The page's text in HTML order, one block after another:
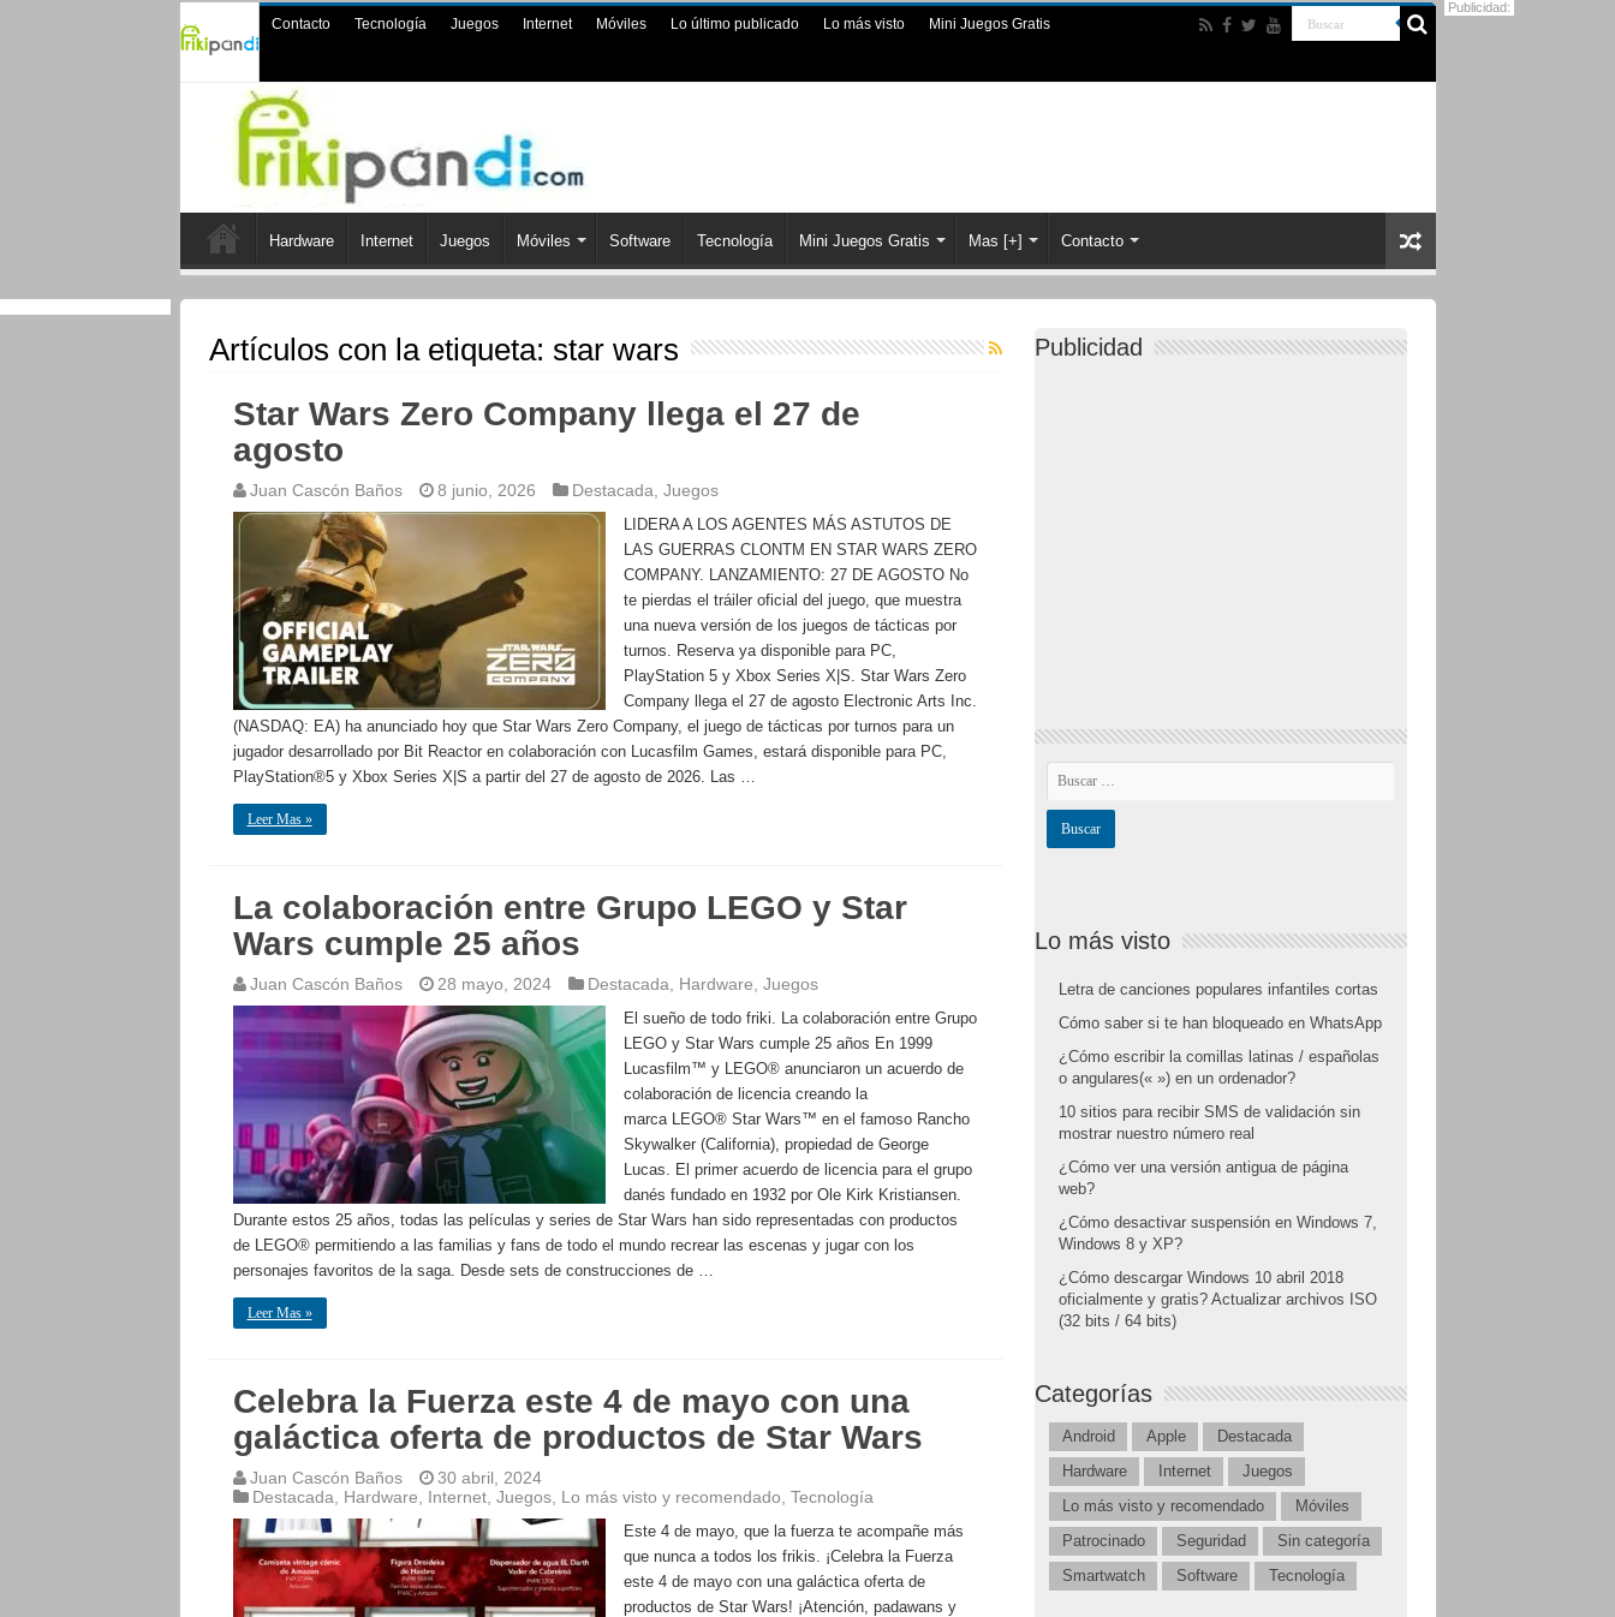
Contacto Tecnología Juegos Internet Móviles Lo último publicado Lo más visto Mini Juegos Gratis
Hardware Internet Juegos Móviles Software Tecnología Mini Juegos Gratis Mas [+] Contacto
Artículos con la etiqueta: star wars
Star Wars Zero Company llega el 27 de
agosto
Juan Cascón Baños 8 junio, 2026 Destacada Juegos
LIDERA A LOS AGENTES MÁS ASTUTOS DE
LAS GUERRAS CLONTM EN STAR WARS ZERO
COMPANY. LANZAMIENTO: 27 DE AGOSTO No
te pierdas el tráiler oficial del juego, que muestra
una nueva versión de los juegos de tácticas por
turnos. Reserva ya disponible para PC,
PlayStation 5 y Xbox Series X|S. Star Wars Zero
Company llega el 27 de agosto Electronic Arts Inc.
(NASDAQ: EA) ha anunciado hoy que Star Wars Zero Company, el juego de tácticas por turnos para un
jugador desarrollado por Bit Reactor en colaboración con Lucasfilm Games, estará disponible para PC,
PlayStation®5 y Xbox Series X|S a partir del 27 de agosto de 2026. Las …
Leer Mas »
La colaboración entre Grupo LEGO y Star
Wars cumple 25 años
Juan Cascón Baños 28 mayo, 2024 Destacada Hardware Juegos
El sueño de todo friki. La colaboración entre Grupo
LEGO y Star Wars cumple 25 años En 1999
Lucasfilm™ y LEGO® anunciaron un acuerdo de
colaboración de licencia creando la
marca LEGO® Star Wars™ en el famoso Rancho
Skywalker (California), propiedad de George
Lucas. El primer acuerdo de licencia para el grupo
danés fundado en 1932 por Ole Kirk Kristiansen.
Durante estos 25 años, todas las películas y series de Star Wars han sido representadas con productos
de LEGO® permitiendo a las familias y fans de todo el mundo recrear las escenas y jugar con los
personajes favoritos de la saga. Desde sets de construcciones de …
Leer Mas »
Celebra la Fuerza este 4 de mayo con una
galáctica oferta de productos de Star Wars
Juan Cascón Baños
30 abril, 2024
Destacada
Hardware Internet, Juegos, Lo más visto y recomendado Tecnología
Este 4 de mayo, que la fuerza te acompañe más
que nunca a todos los frikis. ¡Celebra la Fuerza
este 4 de mayo con una galáctica oferta de
productos de Star Wars! ¡Atención, padawans y
Publicidad
Lo más visto
Letra de canciones populares infantiles cortas
Cómo saber si te han bloqueado en WhatsApp
¿Cómo escribir la comillas latinas / españolas
o angulares(« ») en un ordenador?
10 sitios para recibir SMS de validación sin
mostrar nuestro número real
¿Cómo ver una versión antigua de página
web?
¿Cómo desactivar suspensión en Windows 7,
Windows 8 y XP?
¿Cómo descargar Windows 10 abril 2018
oficialmente y gratis? Actualizar archivos ISO
(32 bits / 64 bits)
Categorías
Android Apple
Destacada
Hardware
Internet
Juegos
Lo más visto y recomendado
Móviles
Patrocinado
Seguridad
Sin categoría
Smartwatch
Software Tecnología
Publicidad: